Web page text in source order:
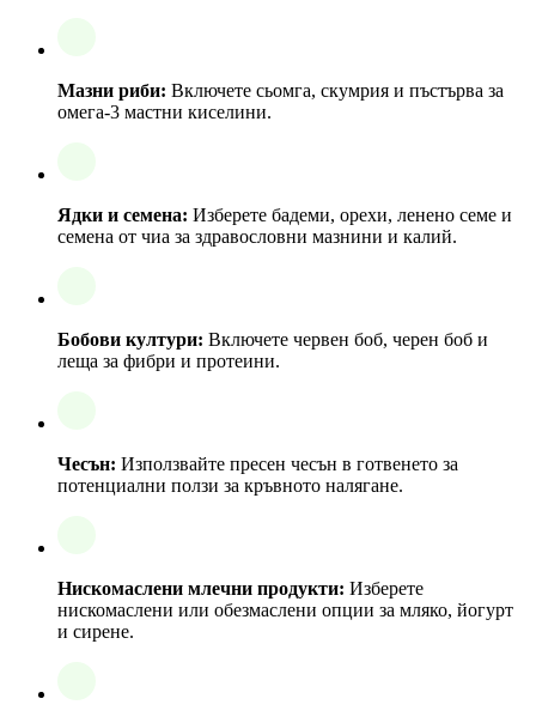
Мазни риби: Включете сьомга, скумрия и пъстърва за
омега-3 мастни киселини.
Ядки и семена: Изберете бадеми, орехи, ленено семе и
семена от чиа за здравословни мазнини и калий.
Бобови култури: Включете червен боб, черен боб и
леща за фибри и протеини.
Чесън: Използвайте пресен чесън в готвенето за
потенциални ползи за кръвното налягане.
Нискомаслени млечни продукти: Изберете
нискомаслени или обезмаслени опции за мляко, йогурт
и сирене.